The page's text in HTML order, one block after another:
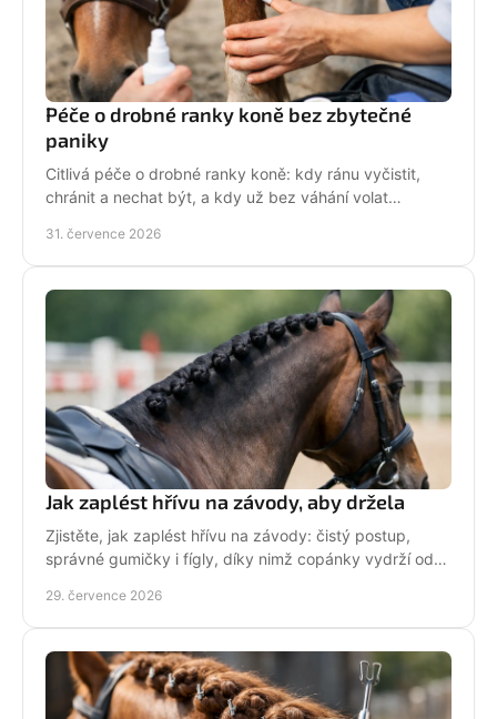
Péče o drobné ranky koně bez zbytečné
paniky
Citlivá péče o drobné ranky koně: kdy ránu vyčistit,
chránit a nechat být, a kdy už bez váhání volat
31. července 2026
Jak zaplést hřívu na závody, aby držela
Zjistěte, jak zaplést hřívu na závody: čistý postup,
správné gumičky i fígly, díky nimž copánky vydrží od
29. července 2026